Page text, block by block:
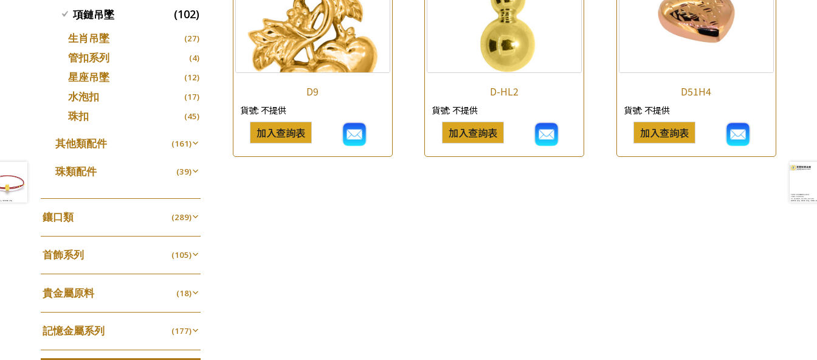
公司名稱
*e-mail
D9
貨號:不提供
加入查詢表
D-HL2
貨號: 不提供
加入查詢表
D51H4
貨號:不提供
加入查詢表
鏈尾系列
盒子鏈系列 (6)
嘴唇鏈系列 (3)
竹節鏈系列 (5)
S車花鏈系列 (1)
珍珠鏈系列 (3)
坦克鏈系列 (9)
刀片鏈系列
方假繩鏈系列 (1)
心心鏈系列 (6)
耳環 (71)
項鏈吊墜 (102)
生肖吊墜 (27)
管扣系列 (4)
星座吊墜 (12)
水泡扣 (17)
珠扣 (45)
其他類配件 (161)
珠盤系列
焊片及鐳射綫 (2)
空心車花管 (19)
其他
珠類配件 (39)
空心光身珠
空心批花珠
鑲口類 (289)
四爪頭系列 (20)
六爪頭系列 (41)
車花片 (35)
動感車花片 (20)
鑲口戒指 (16)
鑲口手鏈系列 (146)
首飾系列 (105)
手镯系列 (8)
戒指系列 (8)
空心耳環 (27)
空心车花管首饰链 (15)
空心手鐲系列 (8)
貴金屬原料 (18)
千足金 (18)
記憶金屬系列 (177)
記憶戒指 (30)